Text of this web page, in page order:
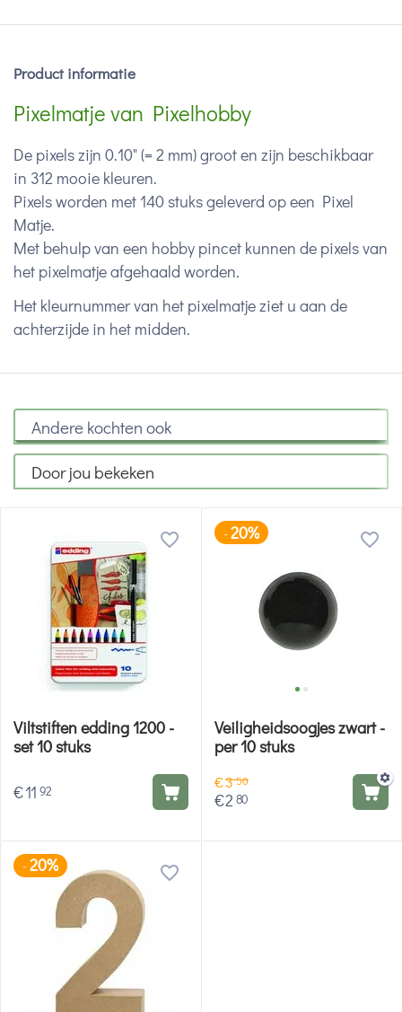
Product informatie
Pixelmatje van Pixelhobby
De pixels zijn 0.10" (= 2 mm) groot en zijn beschikbaar
in 312 mooie kleuren.
Pixels worden met 140 stuks geleverd op een Pixel
Matje.
Met behulp van een hobby pincet kunnen de pixels van
het pixelmatje afgehaald worden.
Het kleurnummer van het pixelmatje ziet u aan de
achterzijde in het midden.
Andere kochten ook
Door jou bekeken
Viltstiften edding 1200 -
set 10 stuks
€11 92
-20%
Veiligheidsoogjes zwart -
per 10 stuks
€350
€2 80
-20%